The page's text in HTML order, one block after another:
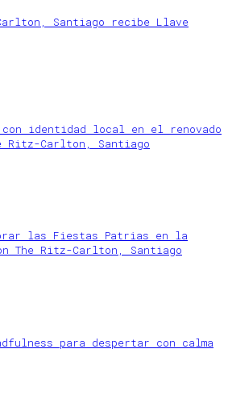
Santiago recibe Llave
identidad local en el renovado
Ritz-Carlton, Santiago
las Fiestas Patrias en la
The Ritz-Carlton, Santiago
para despertar con calma